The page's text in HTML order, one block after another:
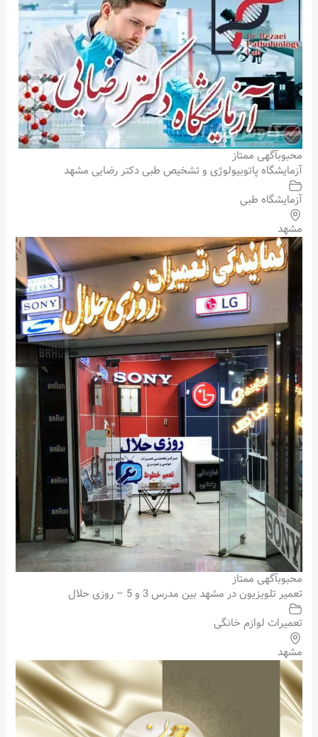
محبوبآگهی ممتاز
آزمایشگاه پاتوبیولوژی و تشخیص طبی دکتر رضایی مشهد
آزمایشگاه طبی
مشهد
محبوبآگهی ممتاز
تعمیر تلویزیون در مشهد بین مدرس 3 و 5 – روزی حلال
تعمیرات لوازم خانگی
مشهد